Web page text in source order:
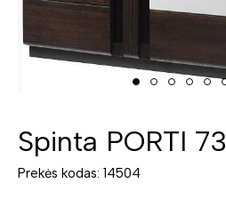
Spinta PORTI 73
Prekės kodas: 14504